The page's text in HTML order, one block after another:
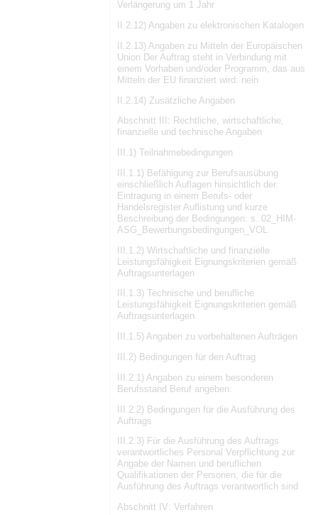
Verlängerung um 1 Jahr
II.2.12) Angaben zu elektronischen Katalogen
II.2.13) Angaben zu Mitteln der Europäischen
Union Der Auftrag steht in Verbindung mit
einem Vorhaben und/oder Programm, das aus
Mitteln der EU finanziert wird: nein
II.2.14) Zusätzliche Angaben
Abschnitt III: Rechtliche, wirtschaftliche,
finanzielle und technische Angaben
III.1) Teilnahmebedingungen
III.1.1) Befähigung zur Berufsausübung
einschließlich Auflagen hinsichtlich der
Eintragung in einem Berufs- oder
Handelsregister Auflistung und kurze
Beschreibung der Bedingungen: s. 02_HIM-
ASG_Bewerbungsbedingungen_VOL
III.1.2) Wirtschaftliche und finanzielle
Leistungsfähigkeit Eignungskriterien gemäß
Auftragsunterlagen
III.1.3) Technische und berufliche
Leistungsfähigkeit Eignungskriterien gemäß
Auftragsunterlagen
III.1.5) Angaben zu vorbehaltenen Aufträgen
III.2) Bedingungen für den Auftrag
III.2.1) Angaben zu einem besonderen
Berufsstand Beruf angeben:
III.2.2) Bedingungen für die Ausführung des
Auftrags
III.2.3) Für die Ausführung des Auftrags
verantwortliches Personal Verpflichtung zur
Angabe der Namen und beruflichen
Qualifikationen der Personen, die für die
Ausführung des Auftrags verantwortlich sind
Abschnitt IV: Verfahren